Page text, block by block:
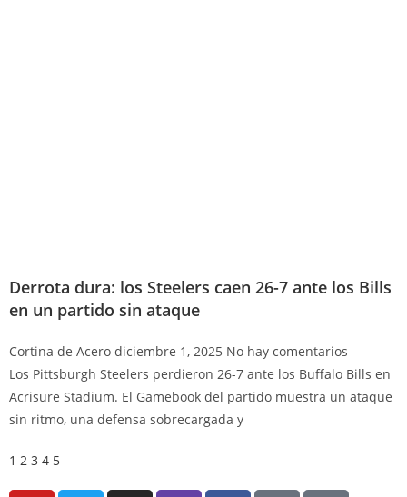
Derrota dura: los Steelers caen 26-7 ante los Bills
en un partido sin ataque
Cortina de Acero diciembre 1, 2025 No hay comentarios
Los Pittsburgh Steelers perdieron 26-7 ante los Buffalo Bills en
Acrisure Stadium. El Gamebook del partido muestra un ataque
sin ritmo, una defensa sobrecargada y
1 2 3 4 5